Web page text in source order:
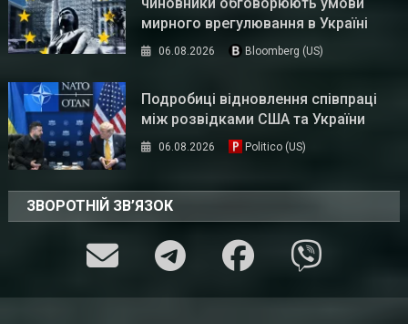
мирного врегулювання в Україні
06.08.2026 Bloomberg (US)
Подробиці відновлення співпраці
між розвідками США та України
06.08.2026 Politico (US)
ЗВОРОТНІЙ ЗВ’ЯЗОК